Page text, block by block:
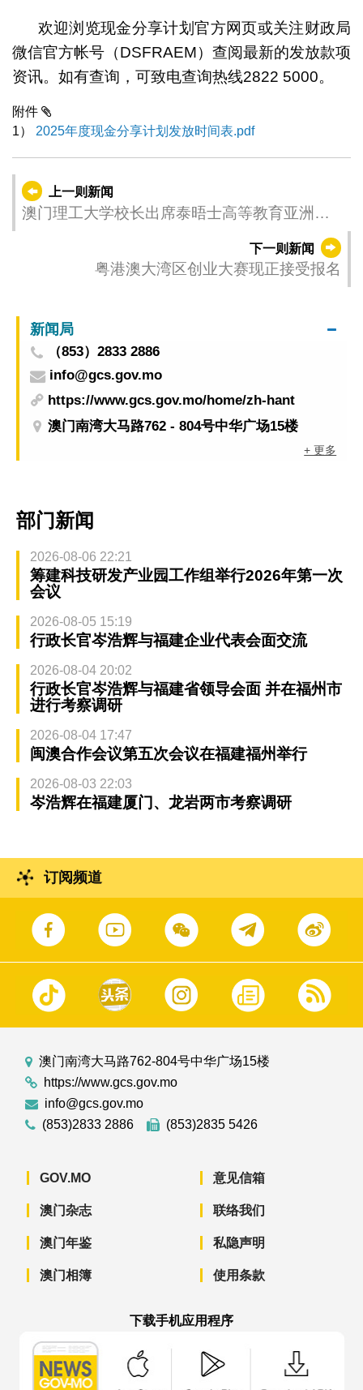
欢迎浏览现金分享计划官方网页或关注财政局
微信官方帐号（DSFRAEM）查阅最新的发放款项
资讯。如有查询，可致电查询热线2822 5000。
附件
1）
2025年度现金分享计划发放时间表.pdf
上一则新闻
澳门理工大学校长出席泰晤士高等教育亚洲数
下一则新闻
粤港澳大湾区创业大赛现正接受报名
新闻局
（853）2833 2886
info@gcs.gov.mo
https://www.gcs.gov.mo/home/zh-hant
澳门南湾大马路762 - 804号中华广场15楼
+ 更多
部门新闻
2026-08-06 22:21
筹建科技研发产业园工作组举行2026年第一次
会议
2026-08-05 15:19
行政长官岑浩辉与福建企业代表会面交流
2026-08-04 20:02
行政长官岑浩辉与福建省领导会面 并在福州市
进行考察调研
2026-08-04 17:47
闽澳合作会议第五次会议在福建福州举行
2026-08-03 22:03
岑浩辉在福建厦门、龙岩两市考察调研
订阅频道
澳门南湾大马路762-804号中华广场15楼
https://www.gcs.gov.mo
info@gcs.gov.mo
(853)2833 2886
(853)2835 5426
GOV.MO
澳门杂志
澳门年鉴
澳门相簿
意见信箱
联络我们
私隐声明
使用条款
下载手机应用程序